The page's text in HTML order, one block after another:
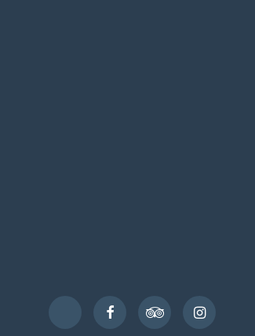
TikTok
FacebookTripAdvisorInstagram